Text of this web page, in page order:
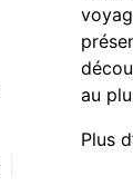
au
Plus